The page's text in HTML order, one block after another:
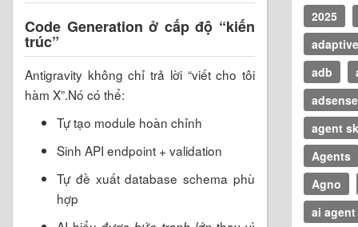
Code Generation ở cấp độ “kiến
trúc”
Antigravity không chỉ trả lời “viết cho tôi
hàm X”.Nó có thể:
Tự tạo module hoàn chỉnh
Sinh API endpoint + validation
Tự đề xuất database schema phù
hợp
2025
adb
adsense
agent
Agents
Agno
ai agent